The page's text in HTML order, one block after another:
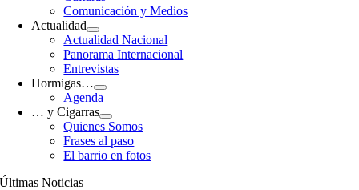
Comunicación y Medios
Actualidad
Actualidad Nacional
Panorama Internacional
Entrevistas
Hormigas…
Agenda
… y Cigarras
Quienes Somos
Frases al paso
El barrio en fotos
Últimas Noticias